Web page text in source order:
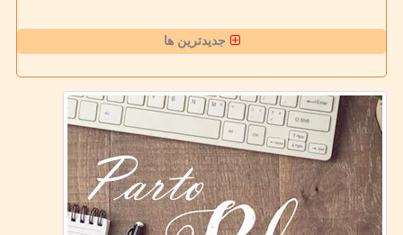
جدیدترین ها